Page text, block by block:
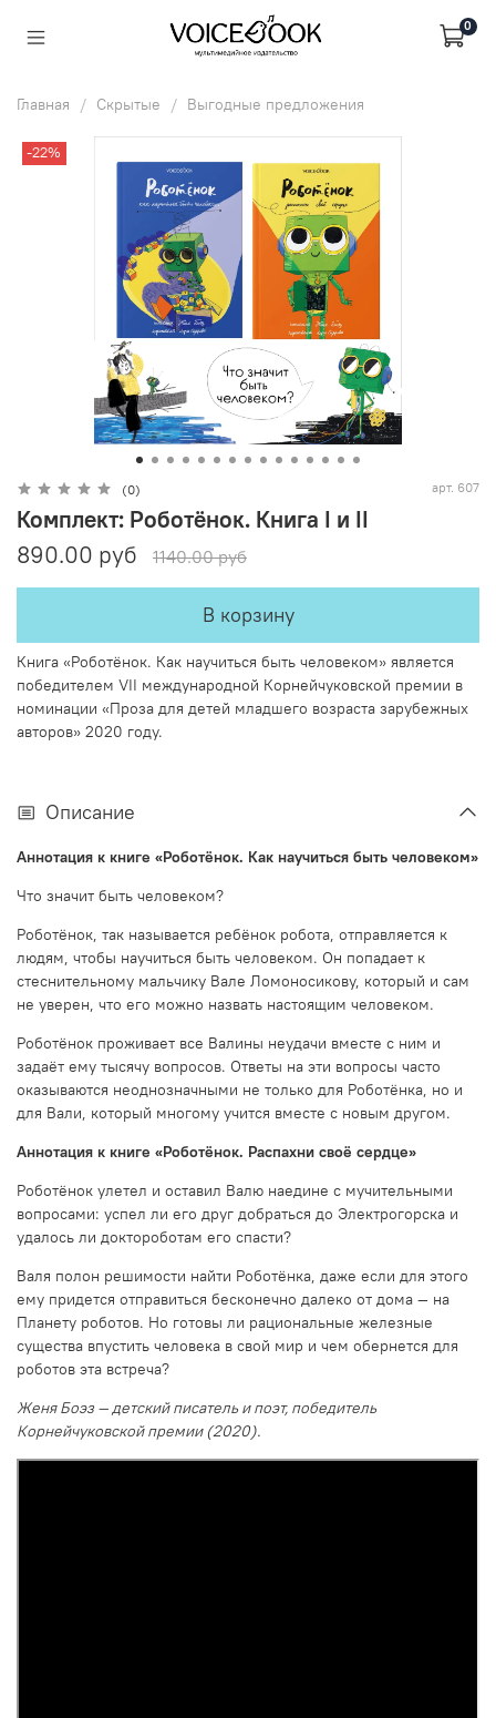
0
Главная Скрытые Выгодные предложения
-22%
(0) арт. 607
Комплект: Роботёнок. Книга I и II
890.00 руб
1140.00 руб
В корзину
Книга «Роботёнок. Как научиться быть человеком» является
победителем VII международной Корнейчуковской премии в
номинации «Проза для детей младшего возраста зарубежных
авторов» 2020 году.
Описание
Аннотация к книге «Роботёнок. Как научиться быть человеком»
Что значит быть человеком?
Роботёнок, так называется ребёнок робота, отправляется к
людям, чтобы научиться быть человеком. Он попадает к
стеснительному мальчику Вале Ломоносикову, который и сам
не уверен, что его можно назвать настоящим человеком.
Роботёнок проживает все Валины неудачи вместе с ним и
задаёт ему тысячу вопросов. Ответы на эти вопросы часто
оказываются неоднозначными не только для Роботёнка, но и
для Вали, который многому учится вместе с новым другом.
Аннотация к книге «Роботёнок. Распахни своё сердце»
Роботёнок улетел и оставил Валю наедине с мучительными
вопросами: успел ли его друг добраться до Электрогорска и
удалось ли доктороботам его спасти?
Валя полон решимости найти Роботёнка, даже если для этого
ему придется отправиться бесконечно далеко от дома — на
Планету роботов. Но готовы ли рациональные железные
существа впустить человека в свой мир и чем обернется для
роботов эта встреча?
Женя Боэз — детский писатель и поэт, победитель
Корнейчуковской премии (2020).